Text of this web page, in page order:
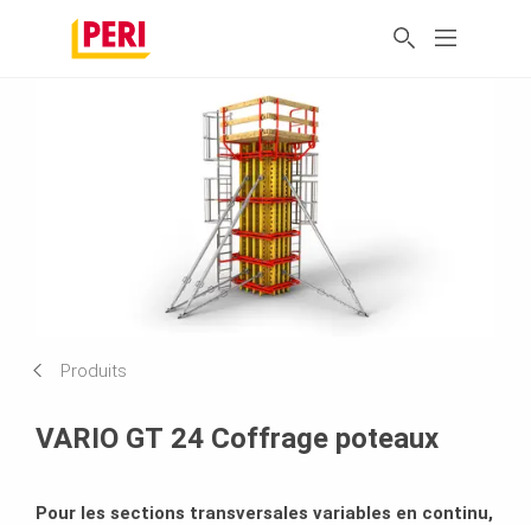
Produits
VARIO GT 24 Coffrage poteaux
Pour les sections transversales variables en continu,